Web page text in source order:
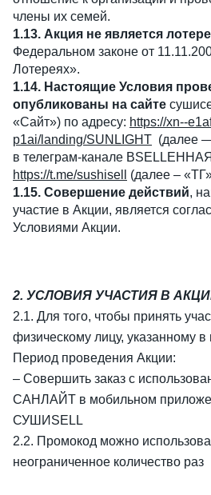
члены их семей.
1.13. Акция не является
Федеральном законе от
Лотереях».
1.14. Настоящие Условия
опубликованы на сайте
«Сайт») по адресу: https://xn--
p1ai/landing/SUNLIGHT (далее
в телеграм-канале
https://t.me/sushisell
(далее –
1.15. Совершение действий,
участие в Акции, является
Условиями Акции.
2. УСЛОВИЯ УЧАСТИЯ В
2.1. Для того, чтобы принять
физическому лицу, указанному
Период проведения Акции:
– Совершить заказ с
САНЛАЙТ в мобильном
СУШИSELL
2.2. Промокод можно
неограниченное количество раз